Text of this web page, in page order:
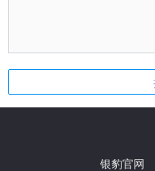
银豹官网